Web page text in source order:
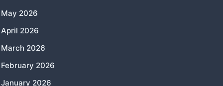
May 2026
April 2026
March 2026
February 2026
January 2026